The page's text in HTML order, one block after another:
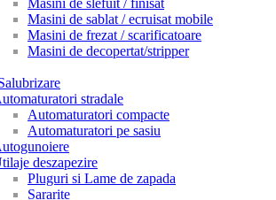
Masini de slefuit / finisat
Masini de sablat / ecruisat mobile
Masini de frezat / scarificatoare
Masini de decopertat/stripper
stradale
Automaturatori compacte
Automaturatori pe sasiu
deszapezire
Pluguri si Lame de zapada
Sararite